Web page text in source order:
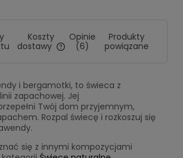
Koszty
dostawy
Opinie
(6)
Produkty
powiązane
i bergamotki, to świeca z
zapachowej. Jej
Twój dom przyjemnym,
Rozpal świecę i rozkoszuj się
się z innymi kompozycjami